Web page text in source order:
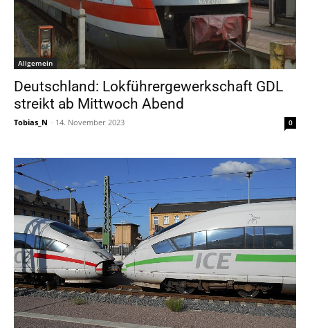
Allgemein
Deutschland: Lokführergewerkschaft GDL
streikt ab Mittwoch Abend
Tobias_N - 14. November 2023 0